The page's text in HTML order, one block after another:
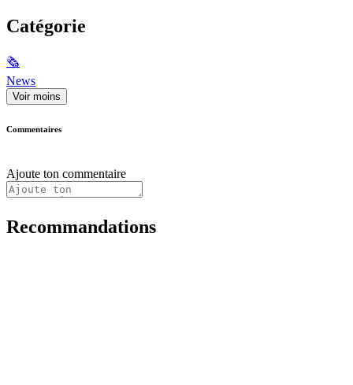
Catégorie
🗞
News
Voir moins
Commentaires
Ajoute ton commentaire
Recommandations